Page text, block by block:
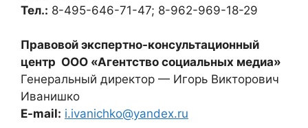
Тел.: 8-495-646-71-47; 8-962-969-18-29
Правовой экспертно-консультационный
центр ООО «Агентство социальных медиа»
Генеральный директор — Игорь Викторович
Иванишко
E-mail: i.ivanichko@yandex.ru